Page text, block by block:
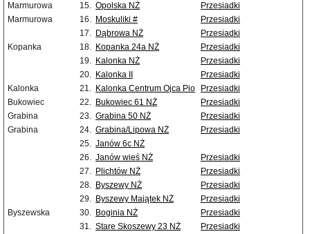
Marmurowa
15. Opolska NŻ
Przesiadki
Marmurowa
16. Moskuliki #
Przesiadki
17. Dąbrowa NŻ
Przesiadki
Kopanka
18. Kopanka 24a NŻ
Przesiadki
19. Kalonka NŻ
Przesiadki
20. Kalonka II
Przesiadki
Kalonka
21. Kalonka Centrum Ojca Pio
Przesiadki
Bukowiec
22. Bukowiec 61 NŻ
Przesiadki
Grabina
23. Grabina 50 NŻ
Przesiadki
Grabina
24. Grabina/Lipowa NŻ
Przesiadki
25. Janów 6c NŻ
26. Janów wieś NŻ
Przesiadki
27. Plichtów NŻ
Przesiadki
28. Byszewy NŻ
Przesiadki
29. Byszewy Majątek NŻ
Przesiadki
Byszewska
30. Boginia NŻ
Przesiadki
31. Stare Skoszewy 23 NŻ
Przesiadki